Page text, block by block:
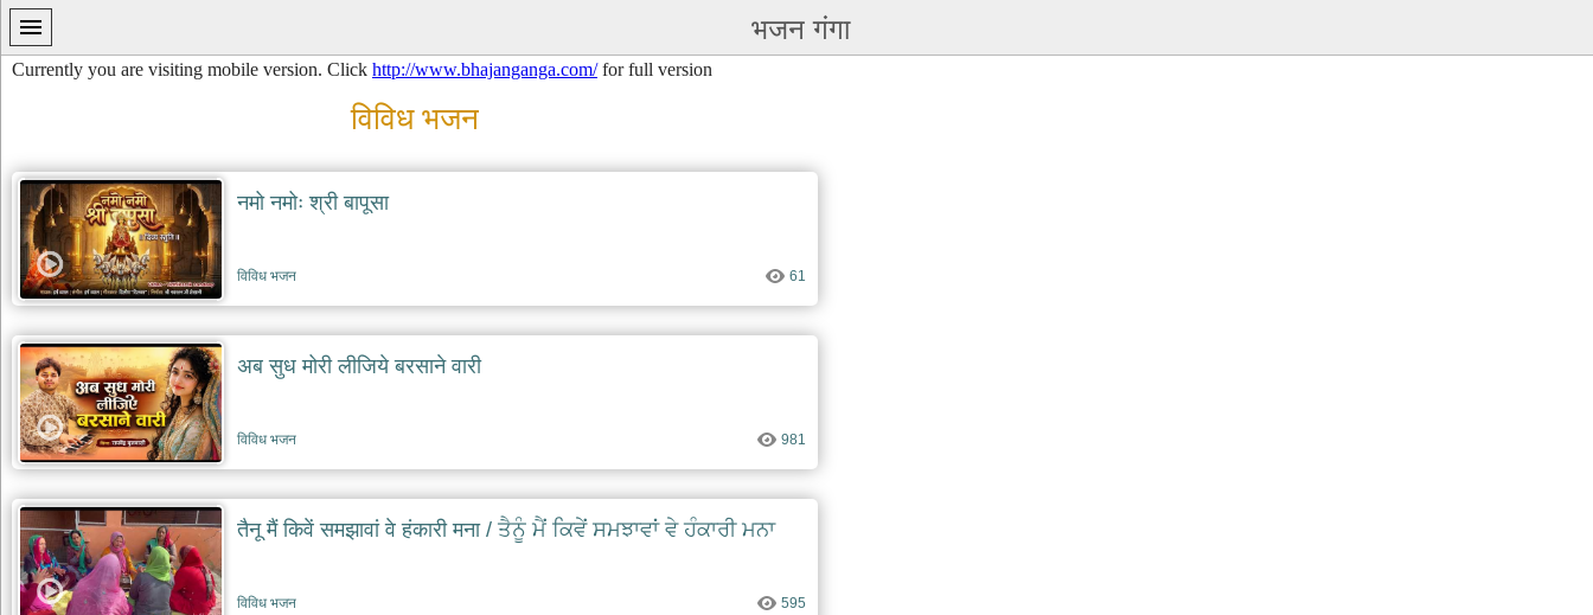
भजन गंगा
प्रथम
पन्ना
home
भजन
krishna
bhajans
शिव
भजन
shiv
हनुमान
भजन
hanuman
bhajans
Currently you are visiting mobile version. Click http://www.bhajanganga.com/for full version
विविध भजन
नमो नमोः श्री बापूसा
विविध भजन 61
अब सुध मोरी लीजिये बरसाने वारी
विविध भजन 981
तैनू मैं किवें समझावां वे हंकारी मना / ਤੈਨੂੰ ਮੈਂ ਕਿਵੇਂ ਸਮਝਾਵਾਂ ਵੇ ਹੰਕਾਰੀ ਮਨਾ
विविध भजन 595